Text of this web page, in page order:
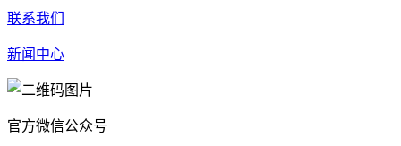
联系我们
新闻中心
官方微信公众号